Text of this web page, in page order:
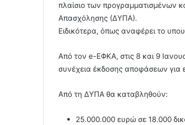
πλαίσιο των προγραμματισμένων
Απασχόλησης (ΔΥΠΑ).
Ειδικότερα, όπως αναφέρει το
Από τον e-ΕΦΚΑ, στις 8 και 9
συνέχεια έκδοσης αποφάσεων για
Από τη ΔΥΠΑ θα καταβληθούν:
25.000.000 ευρώ σε 18.000